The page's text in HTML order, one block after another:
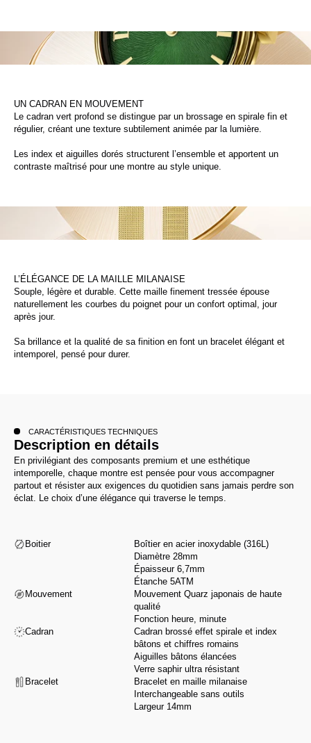
UN CADRAN EN MOUVEMENT
Le cadran vert profond se distingue par un brossage en spirale fin et
régulier, créant une texture subtilement animée par la lumière.
Les index et aiguilles dorés structurent l’ensemble et apportent un
contraste maîtrisé pour une montre au style unique.
L’ÉLÉGANCE DE LA MAILLE MILANAISE
Souple, légère et durable. Cette maille finement tressée épouse
naturellement les courbes du poignet pour un confort optimal, jour
après jour.
Sa brillance et la qualité de sa finition en font un bracelet élégant et
intemporel, pensé pour durer.
CARACTÉRISTIQUES TECHNIQUES
Description en détails
En privilégiant des composants premium et une esthétique
intemporelle, chaque montre est pensée pour vous accompagner
partout et résister aux exigences du quotidien sans jamais perdre son
éclat. Le choix d’une élégance qui traverse le temps.
Boitier
Boîtier en acier inoxydable (316L)
Diamètre 28mm
Épaisseur 6,7mm
Étanche 5ATM
Mouvement
Mouvement Quarz japonais de haute
qualité
Fonction heure, minute
Cadran
Cadran brossé effet spirale et index
bâtons et chiffres romains
Aiguilles bâtons élancées
Verre saphir ultra résistant
Bracelet
Bracelet en maille milanaise
Interchangeable sans outils
Largeur 14mm